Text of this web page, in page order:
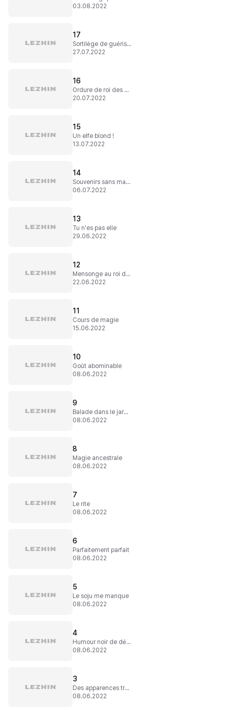
03.08.2022
17
Sortilège de guérison
27.07.2022
16
Ordure de roi des démons...
20.07.2022
15
Un elfe blond !
13.07.2022
14
Souvenirs sans magie
06.07.2022
13
Tu n'es pas elle
29.06.2022
12
Mensonge au roi des démons
22.06.2022
11
Cours de magie
15.06.2022
10
Goût abominable
08.06.2022
9
Balade dans le jardin
08.06.2022
8
Magie ancestrale
08.06.2022
7
Le rite
08.06.2022
6
Parfaitement parfait
08.06.2022
5
Le soju me manque
08.06.2022
4
Humour noir de démons
08.06.2022
3
Des apparences trompeuses
08.06.2022